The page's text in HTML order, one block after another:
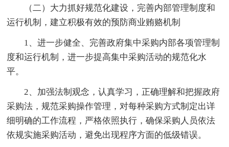
（二）大力抓好规范化建设，完善内部管理制度和
运行机制，建立积极有效的预防商业贿赂机制
1、进一步健全、完善政府集中采购内部各项管理制
度和运行机制，进一步提高集中采购活动的规范化水
平。
2、加强法制观念，认真学习，正确理解和把握政府
采购法，规范采购操作管理，对每种采购方式制定出详
细明确的工作流程，严格依照执行，确保采购人员依法
依规实施采购活动，避免出现程序方面的低级错误。